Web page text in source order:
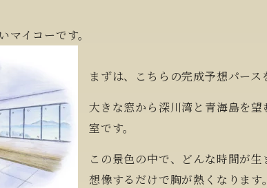
マイコーです。
まずは、こちらの完成予想パース
大きな窓から深川湾と青海島を
室です。
この景色の中で、どんな時間が
想像するだけで胸が熱くなります。